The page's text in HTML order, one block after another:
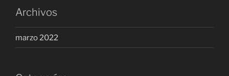
Archivos
marzo 2022